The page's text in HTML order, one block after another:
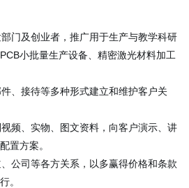
门及创业者，推广用于生产与教学科研
小批量生产设备、精密激光材料加工
、接待等多种形式建立和维护客户关
频、实物、图文资料，向客户演示、讲
置方案。
公司等各方关系，以多赢得价格和条款
。